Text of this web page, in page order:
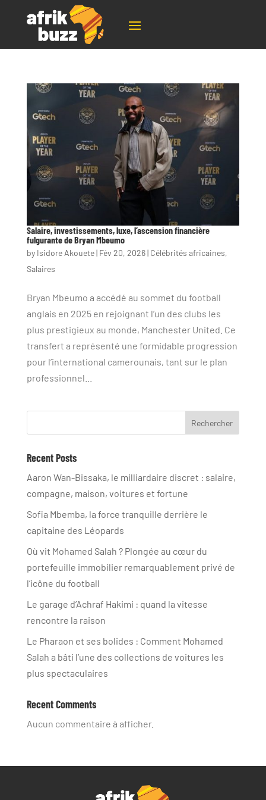
Salaire, investissements, luxe, l’ascension financière
fulgurante de Bryan Mbeumo
by Isidore Akouete| Fév 20, 2026| Célébrités africaines,
Salaires
Bryan Mbeumo a accédé au sommet du football
anglais en 2025 en rejoignant l’un des clubs les
plus prestigieux au monde, Manchester United. Ce
transfert a représenté une formidable progression
pour l’international camerounais, tant sur le plan
professionnel...
Rechercher
Recent Posts
Aaron Wan-Bissaka, le milliardaire discret : salaire,
compagne, maison, voitures et fortune
Sofia Mbemba, la force tranquille derrière le
capitaine des Léopards
Où vit Mohamed Salah ? Plongée au cœur du
portefeuille immobilier remarquablement privé de
l’icône du football
Le garage d’Achraf Hakimi : quand la vitesse
rencontre la raison
Le Pharaon et ses bolides : Comment Mohamed
Salah a bâti l’une des collections de voitures les
plus spectaculaires
Recent Comments
Aucun commentaire à afficher.